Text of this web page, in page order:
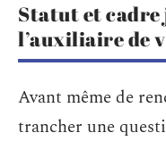
Statut et
l’auxiliaire de
Avant même de
trancher une